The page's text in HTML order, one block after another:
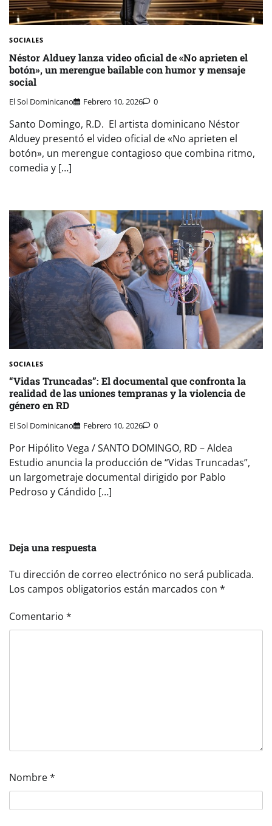
SOCIALES
Néstor Alduey lanza video oficial de «No aprieten el
botón», un merengue bailable con humor y mensaje
social
El Sol Dominicano Febrero 10, 2026 0
Santo Domingo, R.D. El artista dominicano Néstor
Alduey presentó el video oficial de «No aprieten el
botón», un merengue contagioso que combina ritmo,
comedia y […]
SOCIALES
“Vidas Truncadas”: El documental que confronta la
realidad de las uniones tempranas y la violencia de
género en RD
El Sol Dominicano Febrero 10, 2026 0
Por Hipólito Vega / SANTO DOMINGO, RD – Aldea
Estudio anuncia la producción de “Vidas Truncadas”,
un largometraje documental dirigido por Pablo
Pedroso y Cándido […]
Deja una respuesta
Tu dirección de correo electrónico no será publicada.
Los campos obligatorios están marcados con *
Comentario *
Nombre*